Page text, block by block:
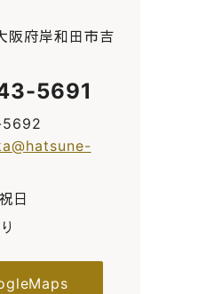
府岸和田市吉
5691
日